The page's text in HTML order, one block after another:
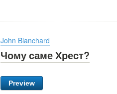
John Blanchard
Чому саме Хрест?
Preview